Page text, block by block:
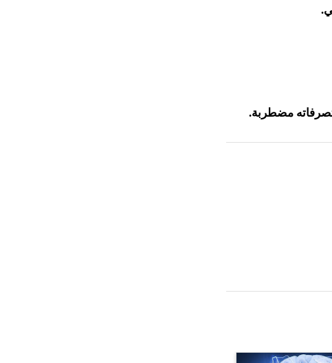
مضطربة.